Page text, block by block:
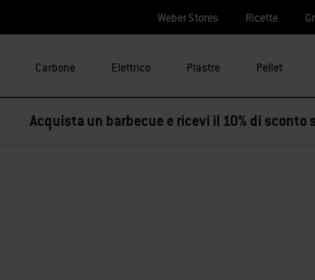
Weber Stores Ricette
Carbone Elettrico Piastre Pellet
Acquista un barbecue e ricevi il 10% di